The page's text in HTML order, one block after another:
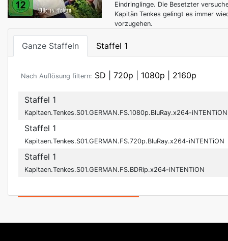
Eindringlinge. Die Besetzter
Kapitän Tenkes gelingt es immer
vorzugehen.
Ganze Staffeln Staffel 1
Nach Auflösung filtern: SD 720p 1080p 2160p
Staffel 1
Kapitaen.Tenkes.S01.GERMAN.FS.1080p.BluRay.x264-iNTENTiON
Staffel 1
Kapitaen.Tenkes.S01.GERMAN.FS.720p.BluRay.x264-iNTENTiON
Staffel 1
Kapitaen.Tenkes.S01.GERMAN.FS.BDRip.x264-iNTENTiON